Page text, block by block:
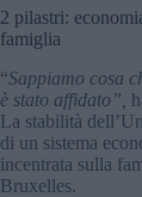
2 pilastri:
famiglia
“Sappiamo cosa
è stato affidato”,
La stabilità
di un sistema
incentrata sulla
Bruxelles.